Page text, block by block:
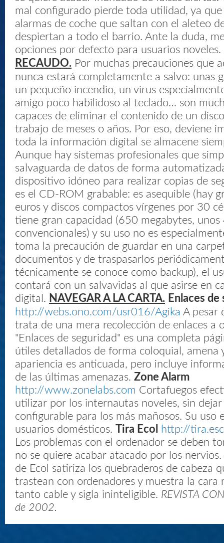
mal configurado pierde toda utilidad, ya que
alarmas de coche que saltan con el aleteo
despiertan a todo el barrio. Ante la duda,
opciones por defecto para usuarios noveles.
RECAUDO. Por muchas precauciones que
nunca estará completamente a salvo: unas
un pequeño incendio, un virus
amigo poco habilidoso al teclado… son
capaces de eliminar el contenido de un
trabajo de meses o años. Por eso, deviene
toda la información digital se almacene
Aunque hay sistemas profesionales que
salvaguarda de datos de forma
dispositivo idóneo para realizar copias de
es el CD-ROM grabable: es asequible (hay
euros y discos compactos vírgenes por 30
tiene gran capacidad (650 megabytes,
convencionales) y su uso no es
toma la precaución de guardar en una
documentos y de traspasarlos
técnicamente se conoce como backup), el
contará con un salvavidas al que asirse en
digital. NAVEGAR A LA CARTA. Enlaces
http://webs.ono.com/usr016/Agika A pesar
trata de una mera recolección de enlaces a
"Enlaces de seguridad" es una completa
útiles detallados de forma coloquial, amena
apariencia es anticuada, pero incluye
de las últimas amenazas. Zone Alarm
http://www.zonelabs.com Cortafuegos
utilizar por los internautas noveles, sin
configurable para los más mañosos. Su uso
usuarios domésticos. Tira Ecol
http://
Los problemas con el ordenador se deben
no se quiere acabar atacado por los
de Ecol satiriza los quebraderos de cabeza
trastean con ordenadores y muestra la cara
tanto cable y sigla ininteligible. REVISTA
de 2002.